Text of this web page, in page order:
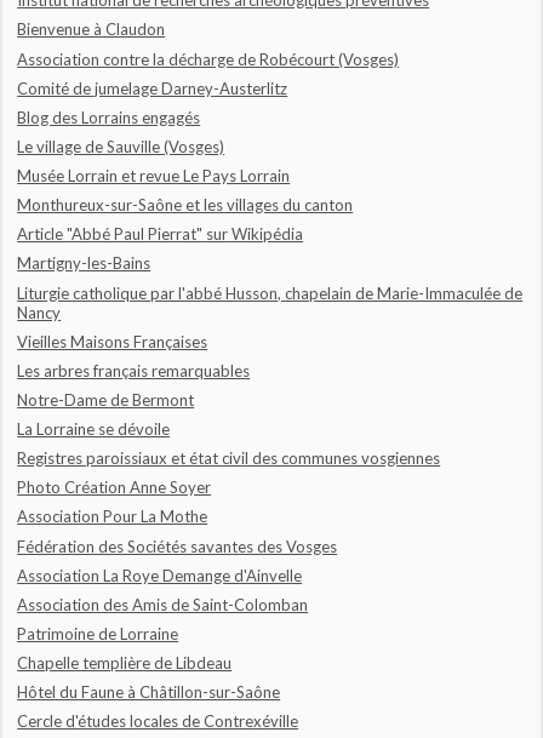
Bienvenue à Claudon
Association contre la décharge de Robécourt (Vosges)
Comité de jumelage Darney-Austerlitz
Blog des Lorrains engagés
Le village de Sauville (Vosges)
Musée Lorrain et revue Le Pays Lorrain
Monthureux-sur-Saône et les villages du canton
Article "Abbé Paul Pierrat" sur Wikipédia
Martigny-les-Bains
Liturgie catholique par l'abbé Husson, chapelain de Marie-Immaculée de
Nancy
Vieilles Maisons Françaises
Les arbres français remarquables
Notre-Dame de Bermont
La Lorraine se dévoile
Registres paroissiaux et état civil des communes vosgiennes
Photo Création Anne Soyer
Association Pour La Mothe
Fédération des Sociétés savantes des Vosges
Association La Roye Demange d'Ainvelle
Association des Amis de Saint-Colomban
Patrimoine de Lorraine
Chapelle templière de Libdeau
Hôtel du Faune à Châtillon-sur-Saône
Cercle d'études locales de Contrexéville